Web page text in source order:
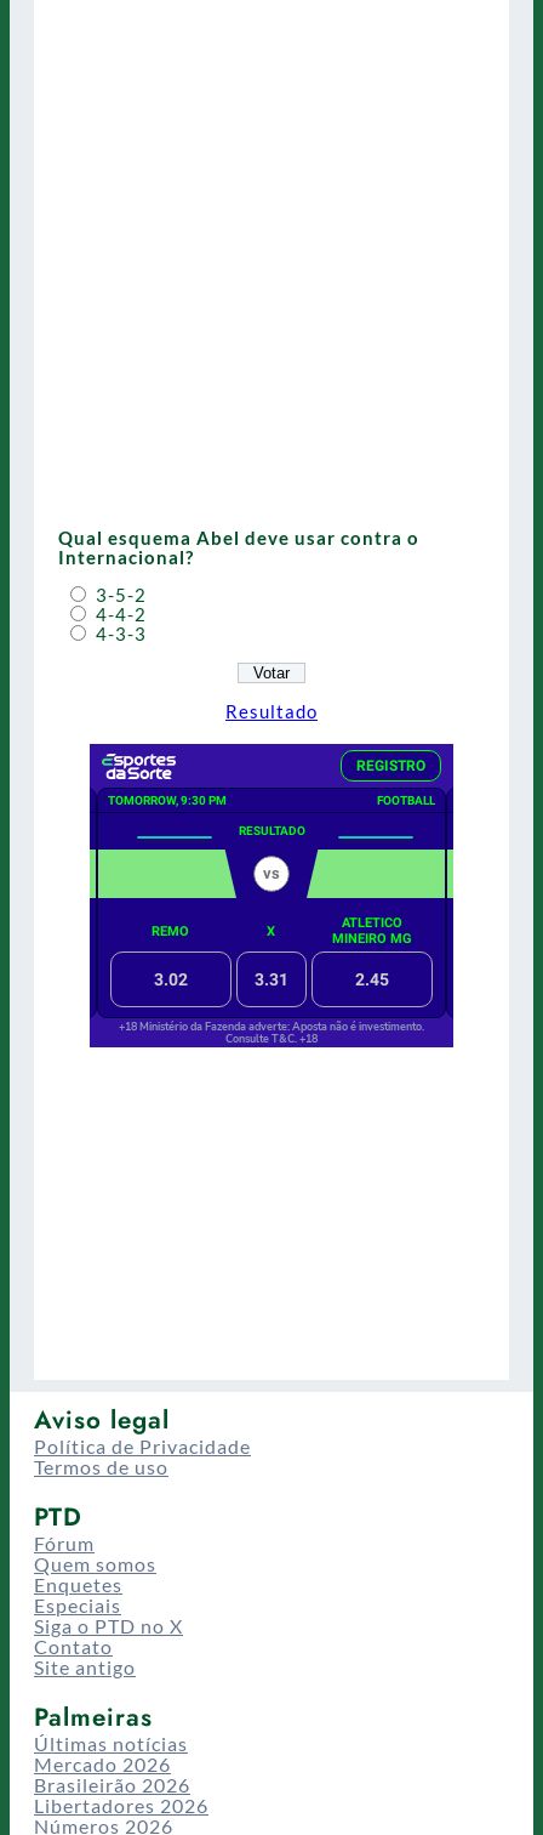
Qual esquema Abel deve usar contra o
Internacional?
3-5-2
4-4-2
4-3-3
Resultado
Aviso legal
Política de Privacidade
Termos de uso
PTD
Fórum
Quem somos
Enquetes
Especiais
Siga o PTD no X
Contato
Site antigo
Palmeiras
Últimas notícias
Mercado 2026
Brasileirão 2026
Libertadores 2026
Números 2026